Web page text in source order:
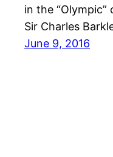
in the “Olympic”
Sir Charles
June 9, 2016